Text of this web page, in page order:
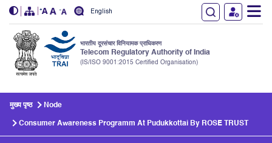
English
भारतीय दूरसंचार विनियामक प्राधिकरण
Telecom Regulatory Authority of India
(IS/ISO 9001:2015 Certified Organisation)
मुख्य पृष्ठ Node
Consumer Awareness Programm At Pudukkottai By ROSE TRUST